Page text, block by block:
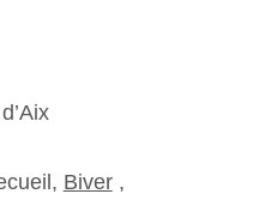
Biver,